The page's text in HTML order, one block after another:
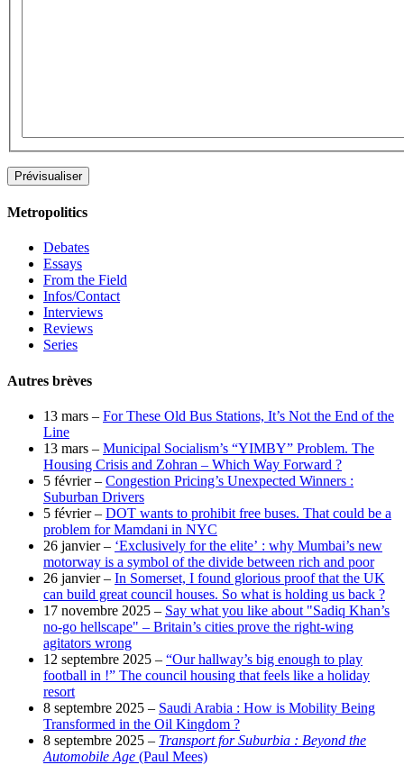
Metropolitics
Debates
Essays
From the Field
Infos/Contact
Interviews
Reviews
Series
Autres brèves
13 mars – For These Old Bus Stations, It’s Not the End of the
Line
13 mars – Municipal Socialism’s “YIMBY” Problem. The
Housing Crisis and Zohran – Which Way Forward ?
5 février – Congestion Pricing’s Unexpected Winners :
Suburban Drivers
5 février – DOT wants to prohibit free buses. That could be a
problem for Mamdani in NYC
26 janvier – ‘Exclusively for the elite’ : why Mumbai’s new
motorway is a symbol of the divide between rich and poor
26 janvier – In Somerset, I found glorious proof that the UK
can build great council houses. So what is holding us back ?
17 novembre 2025 – Say what you like about "Sadiq Khan’s
no-go hellscape" – Britain’s cities prove the right-wing
agitators wrong
12 septembre 2025 – “Our hallway’s big enough to play
football in !” The council housing that feels like a holiday
resort
8 septembre 2025 – Saudi Arabia : How is Mobility Being
Transformed in the Oil Kingdom ?
8 septembre 2025 – Transport for Suburbia : Beyond the
Automobile Age (Paul Mees)